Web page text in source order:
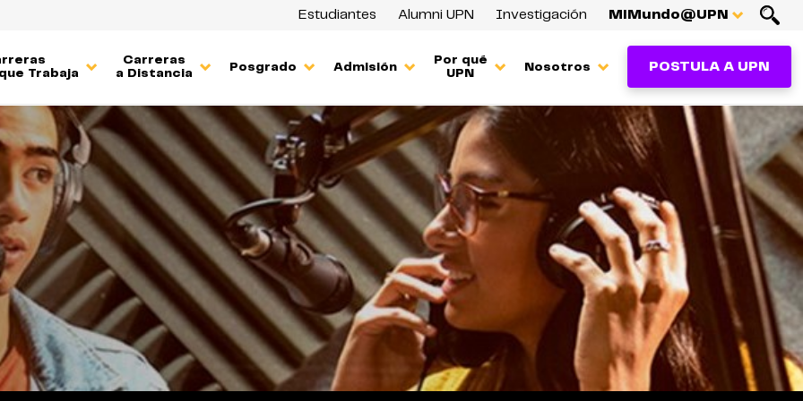
Estudiantes Alumni UPN Investigación MiMundo@UPN
Trabaja
Carreras
a Distancia
Posgrado Admisión
Por qué
UPN
Nosotros POSTULA A UPN